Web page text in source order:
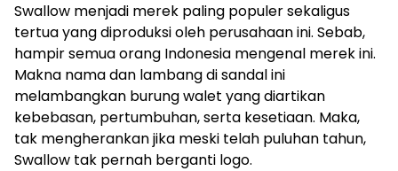
Swallow menjadi merek paling populer sekaligus
tertua yang diproduksi oleh perusahaan ini. Sebab,
hampir semua orang Indonesia mengenal merek ini.
Makna nama dan lambang di sandal ini
melambangkan burung walet yang diartikan
kebebasan, pertumbuhan, serta kesetiaan. Maka,
tak mengherankan jika meski telah puluhan tahun,
Swallow tak pernah berganti logo.